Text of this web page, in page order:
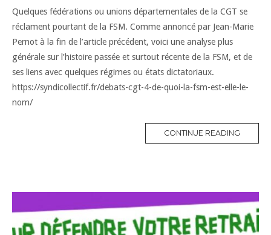
Quelques fédérations ou unions départementales de la CGT se
réclament pourtant de la FSM. Comme annoncé par Jean-Marie
Pernot à la fin de l’article précédent, voici une analyse plus
générale sur l’histoire passée et surtout récente de la FSM, et de
ses liens avec quelques régimes ou états dictatoriaux.
https://syndicollectif.fr/debats-cgt-4-de-quoi-la-fsm-est-elle-le-
nom/
CONTINUE READING